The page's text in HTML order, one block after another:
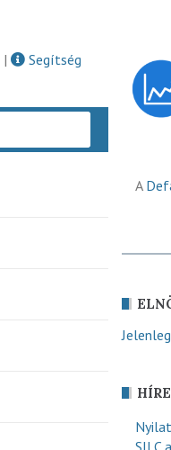
|
Segítség
A
SILC